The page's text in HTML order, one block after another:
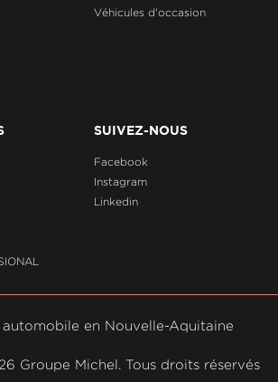
Véhicules d'occasion
SUIVEZ-NOUS
Facebook
Instagram
Linkedin
en Nouvelle-Aquitaine
Groupe Michel. Tous droits réservés